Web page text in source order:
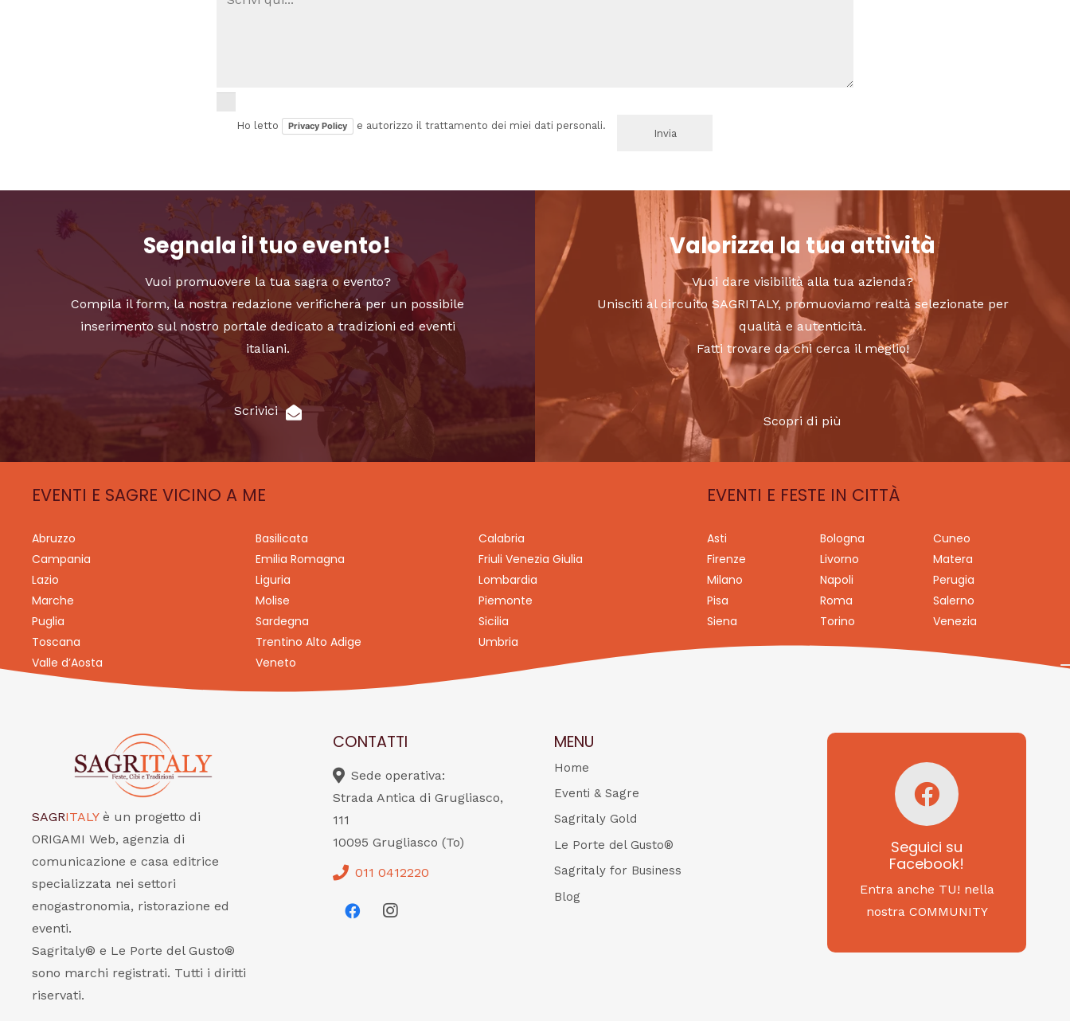
Ho letto Privacy Policy e autorizzo il trattamento dei miei dati personali.
Segnala il tuo evento!
Vuoi promuovere la tua sagra o evento?
Compila il form, la nostra redazione verificherà per un possibile
inserimento sul nostro portale dedicato a tradizioni ed eventi
italiani.
Scrivici
Valorizza la tua attività
Vuoi dare visibilità alla tua azienda?
Unisciti al circuito SAGRITALY, promuoviamo realtà selezionate per
qualità e autenticità.
Fatti trovare da chi cerca il meglio!
Scopri di più
EVENTI E SAGRE VICINO A ME
Abruzzo Basilicata
Calabria
Campania
Emilia Romagna
Friuli Venezia Giulia
Lazio
Liguria
Lombardia
Marche
Molise
Piemonte
Puglia
Sardegna
Sicilia
Toscana
Trentino Alto Adige
Umbria
Valle d’Aosta
Veneto
EVENTI E FESTE IN CITTÀ
Asti Bologna
Cuneo
Firenze
Livorno
Matera
Milano
Napoli
Perugia
Pisa
Roma
Salerno
Siena
Torino Venezia
SAGRITALY è un progetto di
ORIGAMI Web, agenzia di
comunicazione e casa editrice
specializzata nei settori
enogastronomia, ristorazione ed
eventi.
Sagritaly® e Le Porte del Gusto®
sono marchi registrati. Tutti i diritti
riservati.
CONTATTI
Sede operativa:
Strada Antica di Grugliasco,
111
10095 Grugliasco (To)
011 0412220
MENU
Home
Eventi & Sagre
Sagritaly Gold
Le Porte del Gusto®
Sagritaly for Business
Blog
Seguici su
Facebook!
Entra anche TU! nella
nostra COMMUNITY
Seguici su
Facebook!
SAGRITALY
Feste, cibi e tradizioni
da Nord a Sud...